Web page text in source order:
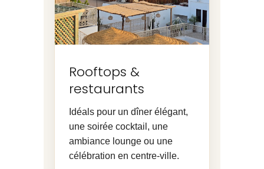
Rooftops &
restaurants
Idéals pour un dîner élégant,
une soirée cocktail, une
ambiance lounge ou une
célébration en centre-ville.